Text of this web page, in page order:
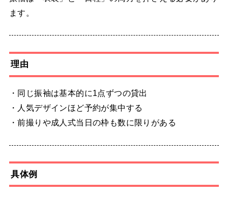
ます。
理由
・同じ振袖は基本的に1点ずつの貸出
・人気デザインほど予約が集中する
・前撮りや成人式当日の枠も数に限りがある
具体例